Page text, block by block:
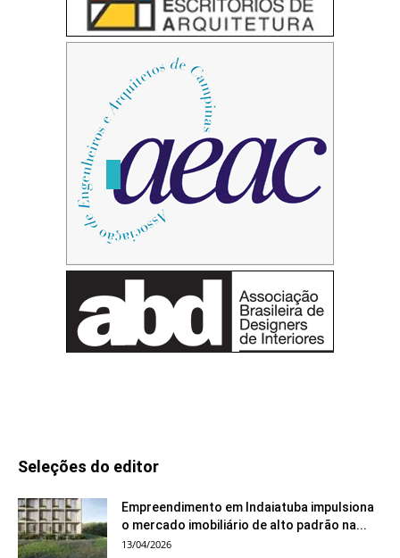
Seleções do editor
Empreendimento em Indaiatuba impulsiona
o mercado imobiliário de alto padrão na...
13/04/2026